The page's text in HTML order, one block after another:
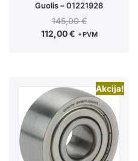
Guolis – 01221928
145,00€
112,00€ +PVM
Akcija!